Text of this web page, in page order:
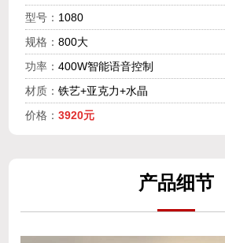
型号： 1080
规格： 800大
功率： 400W智能语音控制
材质： 铁艺+亚克力+水晶
价格： 3920元
产品细节